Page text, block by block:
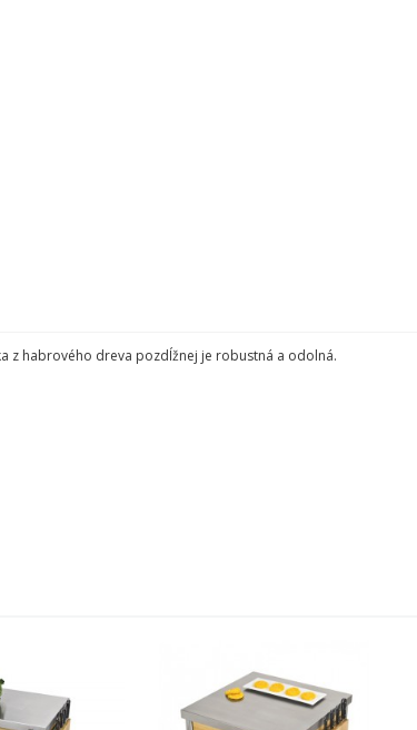
z habrového dreva pozdĺžnej je robustná a odolná.